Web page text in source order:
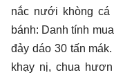
nắc nưới khòng cá
bánh: Danh tính
đảy dáo 30 tấn
khạy nị, chua